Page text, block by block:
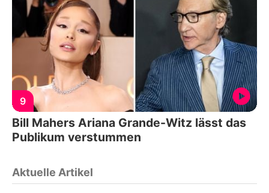
9
Bill Mahers Ariana Grande-Witz lässt das
Publikum verstummen
Aktuelle Artikel